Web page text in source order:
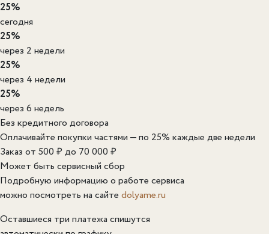
25%
сегодня
25%
через 2 недели
25%
через 4 недели
25%
через 6 недель
Без кредитного договора
Оплачивайте покупки частями — по 25% каждые две недели
Заказ от 500 ₽ до 70 000 ₽
Может быть сервисный сбор
Подробную информацию о работе сервиса
можно посмотреть на сайте dolyame.ru
Оставшиеся три платежа спишутся